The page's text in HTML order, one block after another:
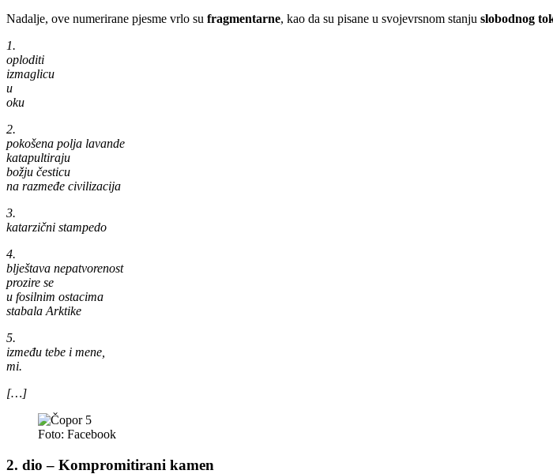
Nadalje, ove numerirane pjesme vrlo su fragmentarne, kao da su pisane u svojevrsnom stanju slobodnog
1.
oploditi
izmaglicu
u
oku
2.
pokošena polja lavande
katapultiraju
božju česticu
na razmeđe civilizacija
3.
katarzični stampedo
4.
blještava nepatvorenost
prozire se
u fosilnim ostacima
stabala Arktike
5.
između tebe i mene,
mi.
[…]
Foto: Facebook
2. dio – Kompromitirani kamen